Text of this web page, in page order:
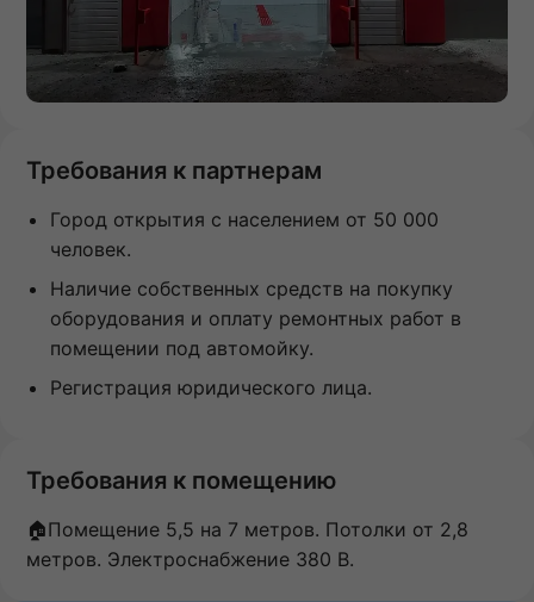
Требования к партнерам
Город открытия с населением от 50 000
человек.
Наличие собственных средств на покупку
оборудования и оплату ремонтных работ в
помещении под автомойку.
Регистрация юридического лица.
Требования к помещению
🏠Помещение 5,5 на 7 метров. Потолки от 2,8
метров. Электроснабжение 380 В.